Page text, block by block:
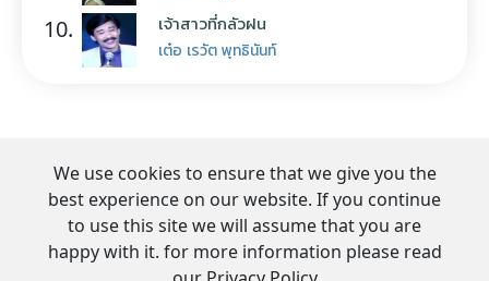
10. เจ้าสาวที่กลัวฝน
เต๋อ เรวัต พุทธินันท์
We use cookies to ensure that we give you the
best experience on our website. If you continue
to use this site we will assume that you are
happy with it. for more information please read